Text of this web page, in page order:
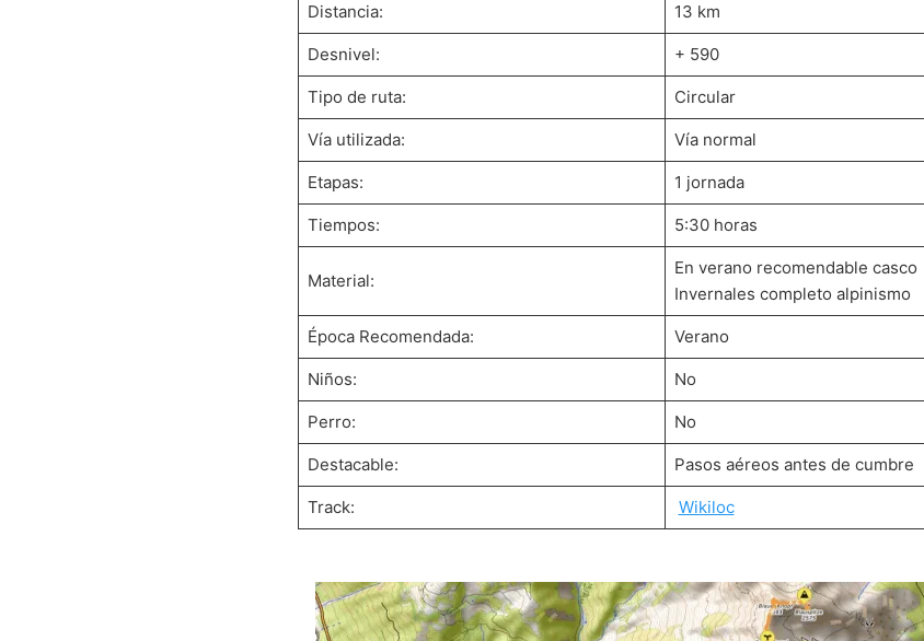
Distancia: 13 km
Desnivel: + 590
Tipo de ruta: Circular
Vía utilizada: Vía normal
Etapas: 1 jornada
Tiempos: 5:30 horas
Material:
En verano recomendable casco
Invernales completo alpinismo
Época Recomendada: Verano
Niños: No
Perro: No
Destacable: Pasos aéreos antes de cumbre
Track: Wikiloc